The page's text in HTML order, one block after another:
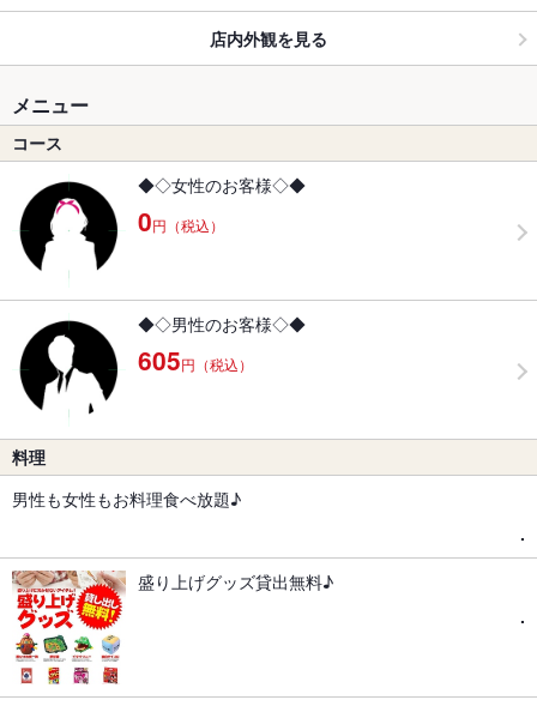
店内外観を見る
メニュー
コース
◆◇女性のお客様◇◆
0円（税込）
◆◇男性のお客様◇◆
605円（税込）
料理
男性も女性もお料理食べ放題♪
.
盛り上げグッズ貸出無料♪
.